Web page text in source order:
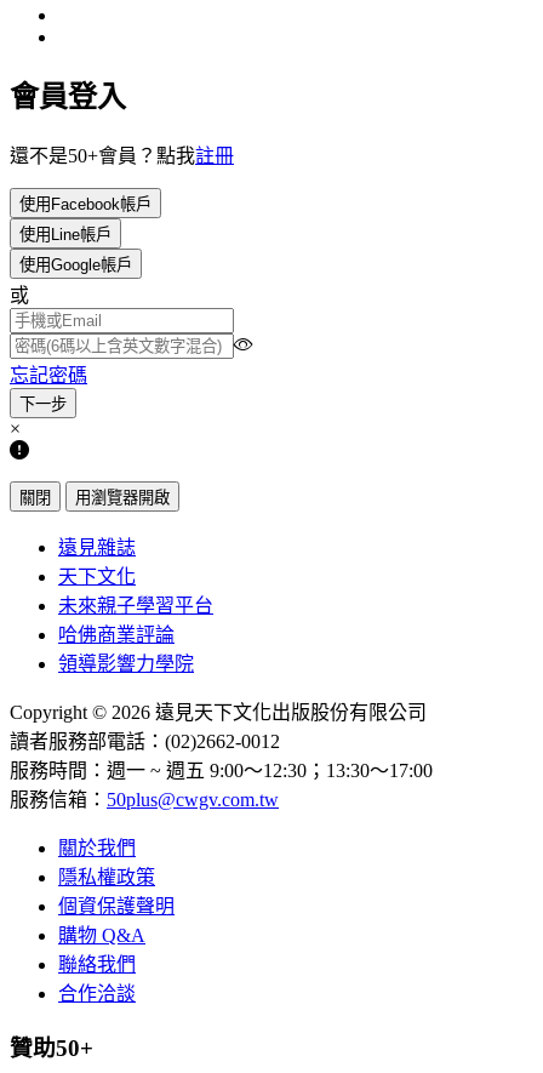
會員登入
還不是50+會員？點我註冊
使用Facebook帳戶
使用Line帳戶
使用Google帳戶
或
忘記密碼
×
關閉 用瀏覽器開啟
遠見雜誌
天下文化
未來親子學習平台
哈佛商業評論
領導影響力學院
Copyright © 2026 遠見天下文化出版股份有限公司
讀者服務部電話：(02)2662-0012
服務時間：週一 ~ 週五 9:00～12:30；13:30～17:00
服務信箱： 50plus@cwgv.com.tw
關於我們
隱私權政策
個資保護聲明
購物 Q&A
聯絡我們
合作洽談
贊助50+